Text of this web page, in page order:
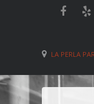
LA PERLA